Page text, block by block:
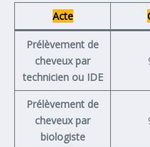
Acte
Prélèvement de
cheveux par
technicien ou IDE
Prélèvement de
cheveux par
biologiste